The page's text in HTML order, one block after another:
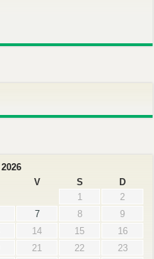
V S
D
1
2
7 8
9
14 15
16
21 22
23